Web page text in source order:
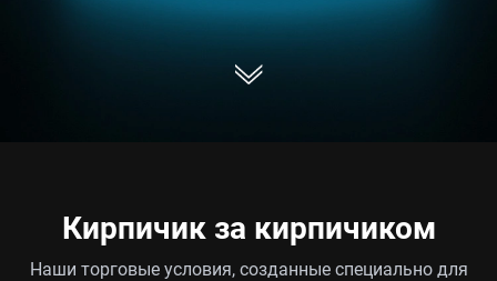
Кирпичик за кирпичиком
Наши торговые условия, созданные специально для